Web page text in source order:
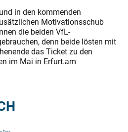
in den kommenden
Motivationsschub
die beiden VfL-
denn beide lösten mit
das Ticket zu den
im Mai in Erfurt.am